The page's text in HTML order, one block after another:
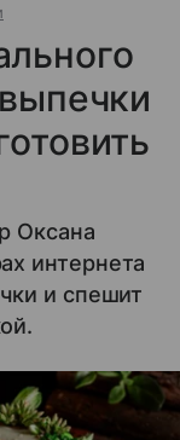
Оксана
интернета
и спешит